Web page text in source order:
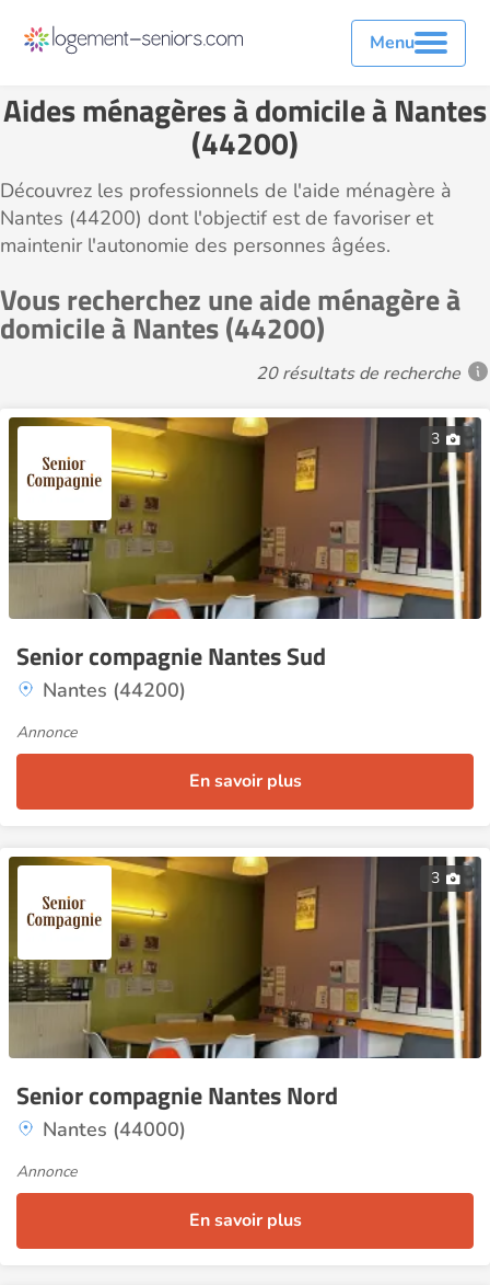
Menu
Aides ménagères à domicile à Nantes
(44200)
Découvrez les professionnels de l'aide ménagère à
Nantes (44200) dont l'objectif est de favoriser et
maintenir l'autonomie des personnes âgées.
Vous recherchez une aide ménagère à
domicile à Nantes (44200)
20 résultats de recherche
3
Senior compagnie Nantes Sud
Nantes (44200)
Annonce
En savoir plus
3
Senior compagnie Nantes Nord
Nantes (44000)
Annonce
En savoir plus